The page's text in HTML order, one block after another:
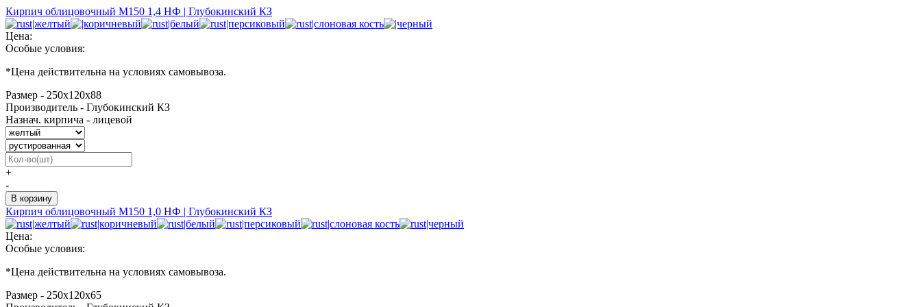
Кирпич облицовочный М150 1,4 НФ | Глубокинский КЗ
Цена:
Особые условия:
*Цена действительна на условиях самовывоза.
Размер - 250х120х88
Производитель - Глубокинский КЗ
Назнач. кирпича - лицевой
+
-
Кирпич облицовочный М150 1,0 НФ | Глубокинский КЗ
Цена:
Особые условия:
*Цена действительна на условиях самовывоза.
Размер - 250х120х65